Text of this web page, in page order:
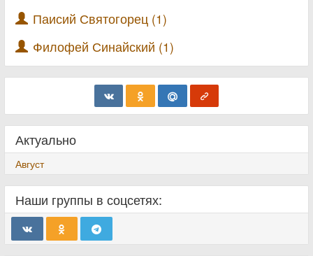
Паисий Святогорец (1)
Филофей Синайский (1)
Актуально
Август
Наши группы в соцсетях: